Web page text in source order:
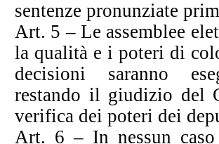
sentenze pronunziate
Art. 5 – Le assemblee
la qualità e i poteri di
decisioni saranno
restando il giudizio del
verifica dei poteri dei
Art. 6 – In nessun